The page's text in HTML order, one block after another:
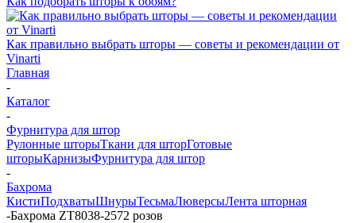
Как правильно выбрать шторы — советы и рекомендации от
Vinarti
Главная
-
Каталог
-
Фурнитура для штор
Рулонные шторыТкани для шторГотовые
шторыКарнизыФурнитура для штор
-
Бахрома
КистиПодхватыШнурыТесьмаЛюверсыЛента шторная
-Бахрома ZT8038-2572 розов